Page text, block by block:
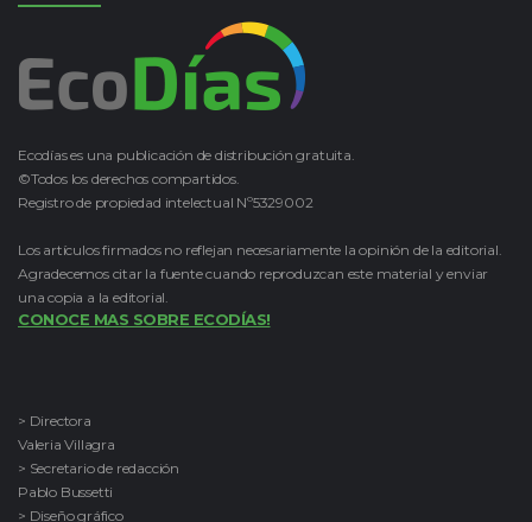
Ecodías es una publicación de distribución gratuita.
©Todos los derechos compartidos.
Registro de propiedad intelectual Nº5329002
Los artículos firmados no reflejan necesariamente la opinión de la editorial.
Agradecemos citar la fuente cuando reproduzcan este material y enviar
una copia a la editorial.
CONOCE MAS SOBRE ECODÍAS!
> Directora
Valeria Villagra
> Secretario de redacción
Pablo Bussetti
> Diseño gráfico